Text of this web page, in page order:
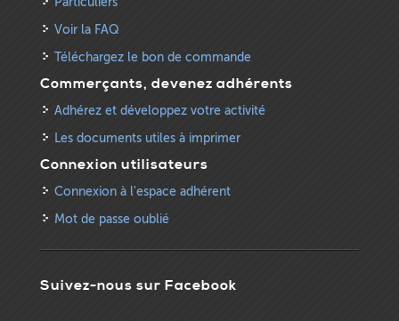
Voir la FAQ
Téléchargez le bon de commande
Commerçants, devenez adhérents
Adhérez et développez votre activité
Les documents utiles à imprimer
Connexion utilisateurs
Connexion à l'espace adhérent
Mot de passe oublié
Suivez-nous sur Facebook